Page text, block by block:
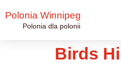
Polonia Winnipeg
Polonia dla polonii
Birds